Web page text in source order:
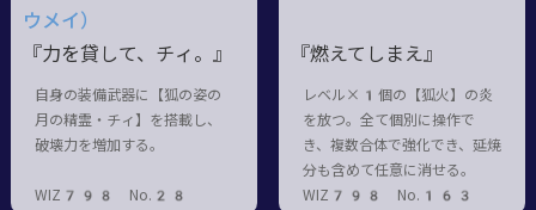
ウメイ）
『力を貸して、チィ。』
自身の装備武器に【狐の姿の
月の精霊・チィ】を搭載し、
破壊力を増加する。
WIZ798 No.28
『燃えてしまえ』
レベル×1個の【狐火】の炎
を放つ。全て個別に操作で
き、複数合体で強化でき、延焼
分も含めて任意に消せる。
WIZ798 No.163